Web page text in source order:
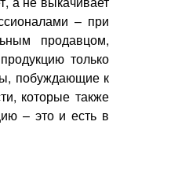
– при
продавцом,
только
побуждающие к
которые также
– это и есть в